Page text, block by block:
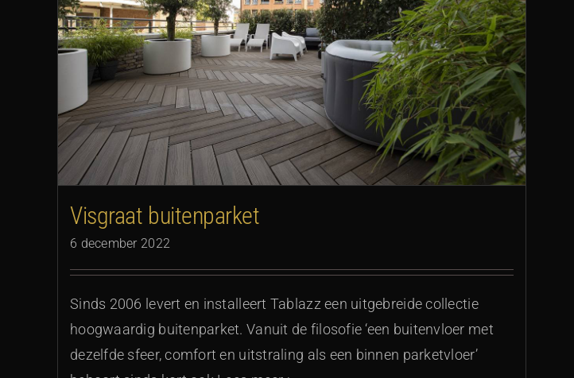
Visgraat buitenparket
6 december 2022
Sinds 2006 levert en installeert Tablazz een uitgebreide collectie
hoogwaardig buitenparket. Vanuit de filosofie ‘een buitenvloer met
dezelfde sfeer, comfort en uitstraling als een binnen parketvloer’